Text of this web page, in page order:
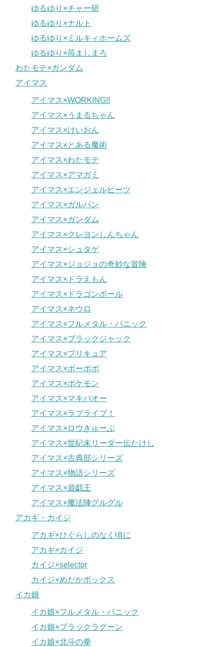
ゆるゆり×チャー研
ゆるゆり×ナルト
ゆるゆり×ミルキィホームズ
ゆるゆり×苺ましまろ
わたモテ×ガンダム
アイマス
アイマス×WORKING!!
アイマス×うまるちゃん
アイマス×けいおん
アイマス×とある魔術
アイマス×わたモテ
アイマス×アマガミ
アイマス×エンジェルビーツ
アイマス×ガルパン
アイマス×ガンダム
アイマス×クレヨンしんちゃん
アイマス×シュタゲ
アイマス×ジョジョの奇妙な冒険
アイマス×ドラえもん
アイマス×ドラゴンボール
アイマス×ネウロ
アイマス×フルメタル・パニック
アイマス×ブラックジャック
アイマス×プリキュア
アイマス×ボーボボ
アイマス×ポケモン
アイマス×マキバオー
アイマス×ラブライブ！
アイマス×ロウきゅーぶ
アイマス×世紀末リーダー伝たけし
アイマス×古典部シリーズ
アイマス×物語シリーズ
アイマス×遊戯王
アイマス×魔法陣グルグル
アカギ・カイジ
アカギ×ひぐらしのなく頃に
アカギ×カイジ
カイジ×selector
カイジ×めだかボックス
イカ娘
イカ娘×フルメタル・パニック
イカ娘×ブラックラグーン
イカ娘×北斗の拳